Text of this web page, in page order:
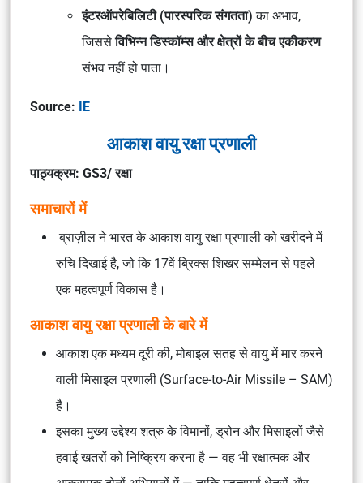
इंटरऑपरेबिलिटी (पारस्परिक संगतता) का अभाव,
जिससेविभिन्न डिस्कॉम्स और क्षेत्रों के बीच एकीकरण
संभव नहीं हो पाता।
Source: IE
आकाश वायु रक्षा प्रणाली
पाठ्यक्रम: GS3/ रक्षा
समाचारों में
ब्राज़ील ने भारत के आकाश वायु रक्षा प्रणाली को खरीदने में
रुचि दिखाई है, जो कि 17वें ब्रिक्स शिखर सम्मेलन से पहले
एक महत्वपूर्ण विकास है।
आकाश वायु रक्षा प्रणाली के बारे में
आकाश एक मध्यम दूरी की, मोबाइल सतह से वायु में मार करने
वाली मिसाइल प्रणाली (Surface-to-Air Missile – SAM)
है।
इसका मुख्य उद्देश्य शत्रु के विमानों, ड्रोन और मिसाइलों जैसे
हवाई खतरों को निष्क्रिय करना है — वह भी रक्षात्मक और